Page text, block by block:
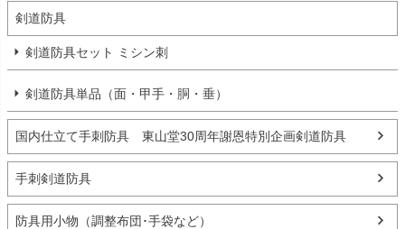
剣道防具
剣道防具セット ミシン刺
剣道防具単品（面・甲手・胴・垂）
国内仕立て手刺防具 東山堂30周年謝恩特別企画剣道防具
手刺剣道防具
防具用小物（調整布団･手袋など）